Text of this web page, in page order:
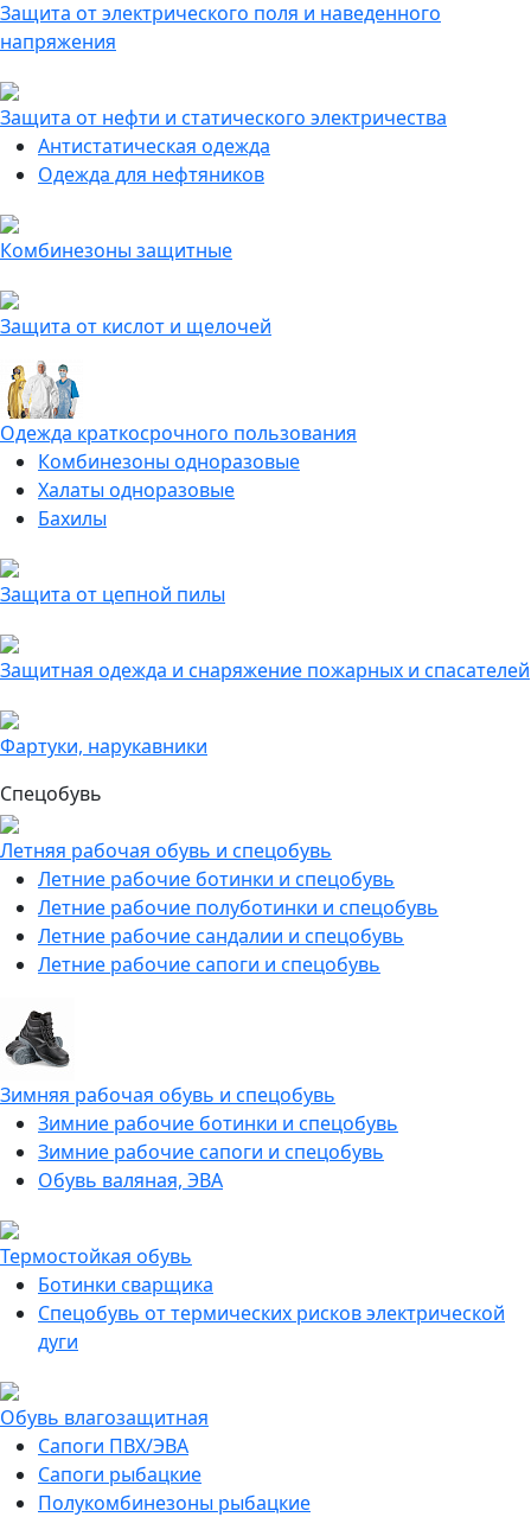
Защита от электрического поля и наведенного
напряжения
Защита от нефти и статического электричества
Антистатическая одежда
Одежда для нефтяников
Комбинезоны защитные
Защита от кислот и щелочей
Одежда краткосрочного пользования
Комбинезоны одноразовые
Халаты одноразовые
Бахилы
Защита от цепной пилы
Защитная одежда и снаряжение пожарных и спасателей
Фартуки, нарукавники
Спецобувь
Летняя рабочая обувь и спецобувь
Летние рабочие ботинки и спецобувь
Летние рабочие полуботинки и спецобувь
Летние рабочие сандалии и спецобувь
Летние рабочие сапоги и спецобувь
Зимняя рабочая обувь и спецобувь
Зимние рабочие ботинки и спецобувь
Зимние рабочие сапоги и спецобувь
Обувь валяная, ЭВА
Термостойкая обувь
Ботинки сварщика
Спецобувь от термических рисков электрической
дуги
Обувь влагозащитная
Сапоги ПВХ/ЭВА
Сапоги рыбацкие
Полукомбинезоны рыбацкие